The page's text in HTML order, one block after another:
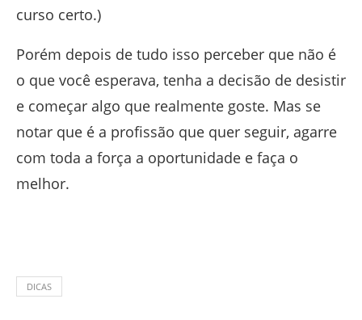
curso certo.)
Porém depois de tudo isso perceber que não é
o que você esperava, tenha a decisão de desistir
e começar algo que realmente goste. Mas se
notar que é a profissão que quer seguir, agarre
com toda a força a oportunidade e faça o
melhor.
DICAS